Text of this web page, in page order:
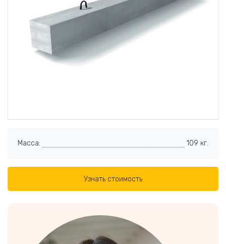
Масса: 109 кг.
Узнать стоимость